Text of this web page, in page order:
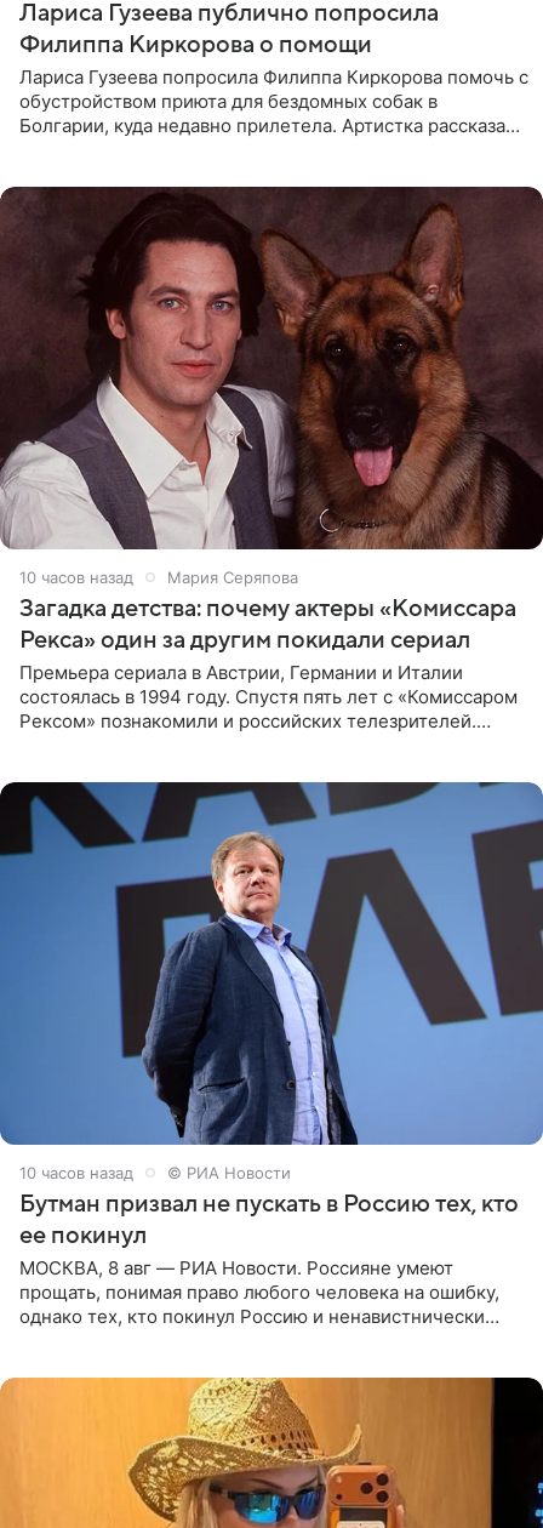
Лариса Гузеева публично попросила
Филиппа Киркорова о помощи
Лариса Гузеева попросила Филиппа Киркорова помочь с
обустройством приюта для бездомных собак в
Болгарии, куда недавно прилетела. Артистка рассказала
10 часов назад Мария Серяпова
Загадка детства: почему актеры «Комиссара
Рекса» один за другим покидали сериал
Премьера сериала в Австрии, Германии и Италии
состоялась в 1994 году. Спустя пять лет с «Комиссаром
Рексом» познакомили и российских телезрителей.
10 часов назад © РИА Новости
Бутман призвал не пускать в Россию тех, кто
ее покинул
МОСКВА, 8 авг — РИА Новости. Россияне умеют
прощать, понимая право любого человека на ошибку,
однако тех, кто покинул Россию и ненавистнически